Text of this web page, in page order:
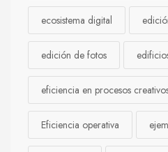
ecosistema digital
edición de fotos
eficiencia en procesos
Eficiencia operativa